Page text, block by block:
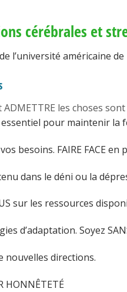
cérébrales et
de l’université américaine
ADMETTRE les choses
essentiel pour maintenir la
besoins. FAIRE FACE
dans le déni ou la
sur les ressources
d’adaptation. Soyez
nouvelles directions.
HONNÊTETÉ